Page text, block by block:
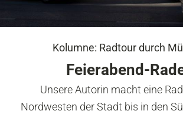
Kolumne: Radtour durch
Feierabend-
Unsere Autorin macht eine
Nordwesten der Stadt bis in den